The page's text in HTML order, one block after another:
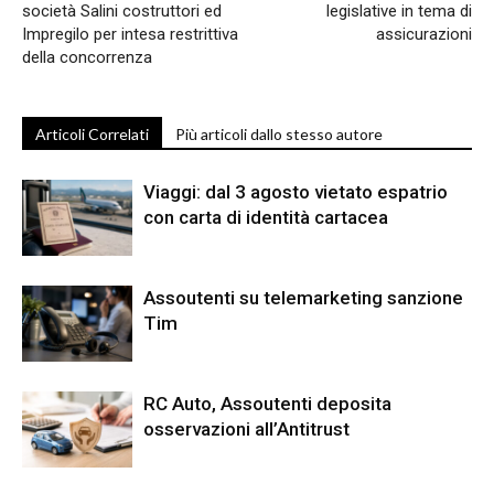
società Salini costruttori ed
Impregilo per intesa restrittiva
della concorrenza
legislative in tema di
assicurazioni
Articoli Correlati Più articoli dallo stesso autore
Viaggi: dal 3 agosto vietato espatrio
con carta di identità cartacea
Assoutenti su telemarketing sanzione
Tim
RC Auto, Assoutenti deposita
osservazioni all’Antitrust